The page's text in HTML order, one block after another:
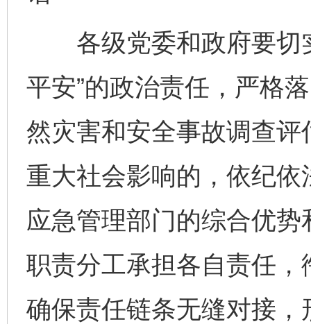
各级党委和政府要切
平安”的政治责任，严格
然灾害和安全事故调查
重大社会影响的，依纪
应急管理部门的综合优
职责分工承担各自责任，
确保责任链条无缝对接，